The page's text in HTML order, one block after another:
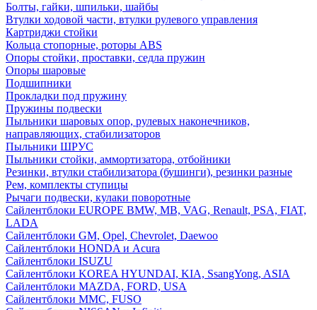
Болты, гайки, шпильки, шайбы
Втулки ходовой части, втулки рулевого управления
Картриджи стойки
Кольца стопорные, роторы ABS
Опоры стойки, проставки, седла пружин
Опоры шаровые
Подшипники
Прокладки под пружину
Пружины подвески
Пыльники шаровых опор, рулевых наконечников,
направляющих, стабилизаторов
Пыльники ШРУС
Пыльники стойки, аммортизатора, отбойники
Резинки, втулки стабилизатора (бушинги), резинки разные
Рем, комплекты ступицы
Рычаги подвески, кулаки поворотные
Сайлентблоки EUROPE BMW, MB, VAG, Renault, PSA, FIAT,
LADA
Сайлентблоки GM, Opel, Chevrolet, Daewoo
Сайлентблоки HONDA и Acura
Сайлентблоки ISUZU
Сайлентблоки KOREA HYUNDAI, KIA, SsangYong, ASIA
Сайлентблоки MAZDA, FORD, USA
Сайлентблоки MMC, FUSO